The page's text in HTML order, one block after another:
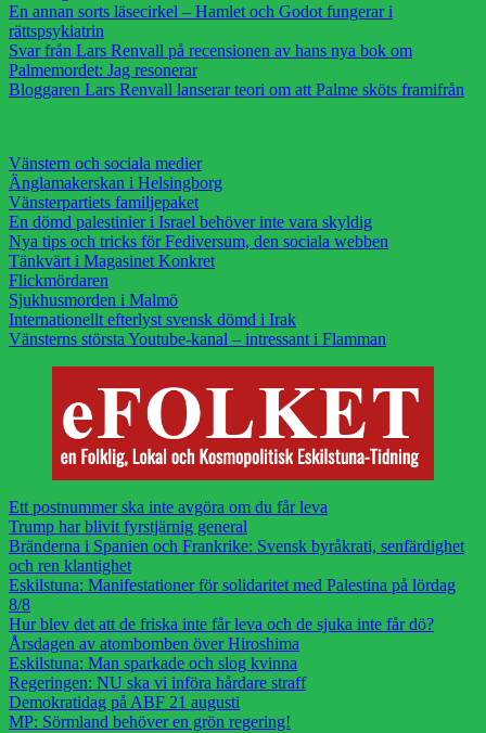
En annan sorts läsecirkel – Hamlet och Godot fungerar i
rättspsykiatrin
Svar från Lars Renvall på recensionen av hans nya bok om
Palmemordet: Jag resonerar
Bloggaren Lars Renvall lanserar teori om att Palme sköts framifrån
Vänstern och sociala medier
Änglamakerskan i Helsingborg
Vänsterpartiets familjepaket
En dömd palestinier i Israel behöver inte vara skyldig
Nya tips och tricks för Fediversum, den sociala webben
Tänkvärt i Magasinet Konkret
Flickmördaren
Sjukhusmorden i Malmö
Internationellt efterlyst svensk dömd i Irak
Vänsterns största Youtube-kanal – intressant i Flamman
Ett postnummer ska inte avgöra om du får leva
Trump har blivit fyrstjärnig general
Bränderna i Spanien och Frankrike: Svensk byråkrati, senfärdighet
och ren klantighet
Eskilstuna: Manifestationer för solidaritet med Palestina på lördag
8/8
Hur blev det att de friska inte får leva och de sjuka inte får dö?
Årsdagen av atombomben över Hiroshima
Eskilstuna: Man sparkade och slog kvinna
Regeringen: NU ska vi införa hårdare straff
Demokratidag på ABF 21 augusti
MP: Sörmland behöver en grön regering!